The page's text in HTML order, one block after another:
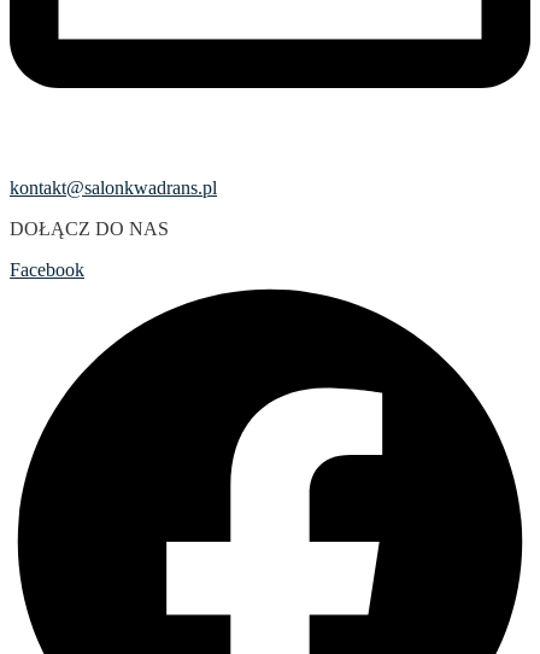
kontakt@salonkwadrans.pl
DOŁĄCZ DO NAS
Facebook